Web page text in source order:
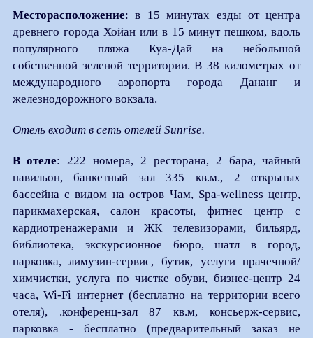
Месторасположение: в 15 минутах езды от центра
древнего города Хойан или в 15 минут пешком, вдоль
популярного пляжа Куа-Дай на небольшой
собственной зеленой территории. В 38 километрах от
международного аэропорта города Дананг и
железнодорожного вокзала.
Отель входит в сеть отелей Sunrise.
В отеле: 222 номера, 2 ресторана, 2 бара, чайный
павильон, банкетный зал 335 кв.м., 2 открытых
бассейна с видом на остров Чам, Spa-wellness центр,
парикмахерская, салон красоты, фитнес центр с
кардиотренажерами и ЖК телевизорами, бильярд,
библиотека, экскурсионное бюро, шатл в город,
парковка, лимузин-сервис, бутик, услуги прачечной/
химчистки, услуга по чистке обуви, бизнес-центр 24
часа, Wi-Fi интернет (бесплатно на территории всего
отеля), .конференц-зал 87 кв.м, консьерж-сервис,
парковка - бесплатно (предварительный заказ не